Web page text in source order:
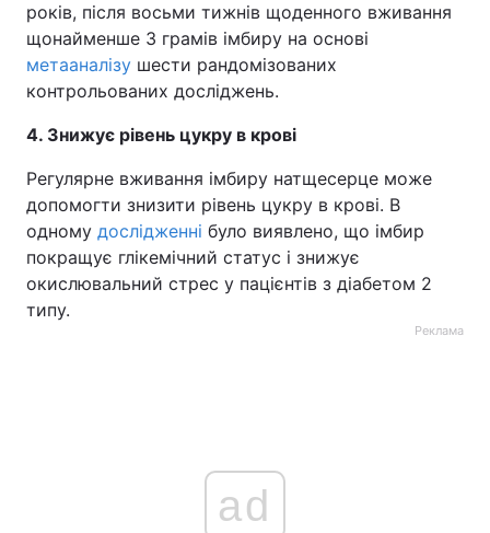
років, після восьми тижнів щоденного вживання
щонайменше 3 грамів імбиру на основі
метааналізу шести рандомізованих
контрольованих досліджень.
4. Знижує рівень цукру в крові
Регулярне вживання імбиру натщесерце може
допомогти знизити рівень цукру в крові. В
одному дослідженні було виявлено, що імбир
покращує глікемічний статус і знижує
окислювальний стрес у пацієнтів з діабетом 2
типу.
Реклама
ad